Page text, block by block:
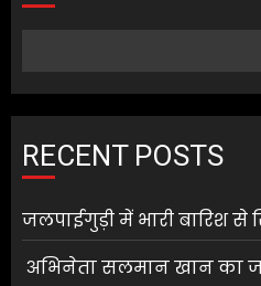
RECENT POSTS
जलपाईगुड़ी में भारी बारिश
अभिनेता सलमान खान का